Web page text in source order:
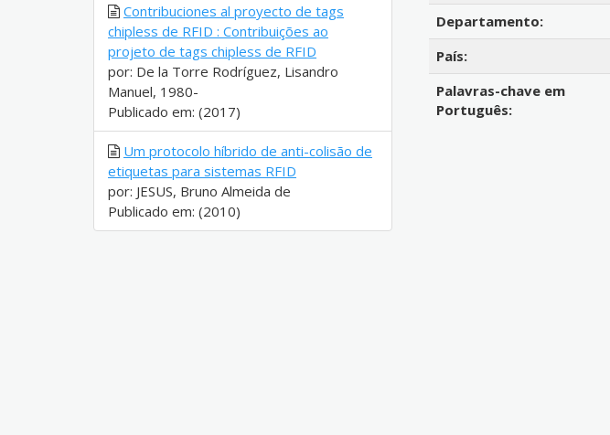
Departamento:
País:
Palavras-chave em
Português:
Contribuciones al proyecto de tags
chipless de RFID : Contribuições ao
projeto de tags chipless de RFID
por: De la Torre Rodríguez, Lisandro
Manuel, 1980-
Publicado em: (2017)
Um protocolo híbrido de anti-colisão de
etiquetas para sistemas RFID
por: JESUS, Bruno Almeida de
Publicado em: (2010)